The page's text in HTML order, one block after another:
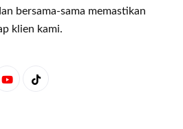
bersama-sama memastikan
klien kami.